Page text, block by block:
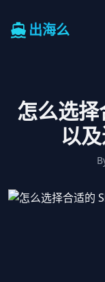
出海么
怎么选
以